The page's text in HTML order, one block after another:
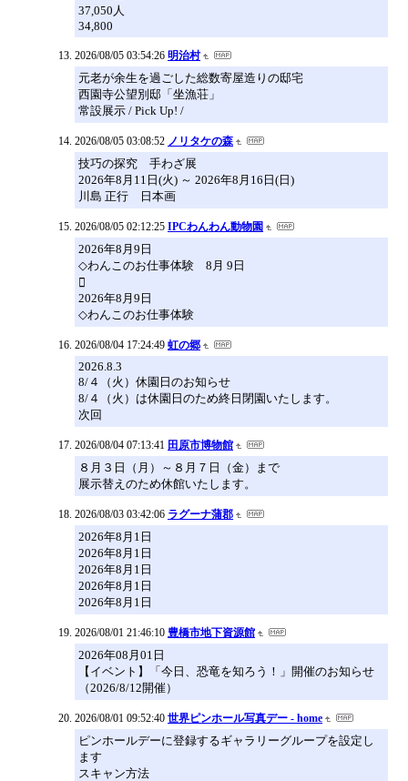
37,050人
34,800
2026/08/05 03:54:26 明治村
元老が余生を過ごした総数寄屋造りの邸宅
西園寺公望別邸「坐漁荘」
常設展示 / Pick Up! /
2026/08/05 03:08:52 ノリタケの森
技巧の探究 手わざ展
2026年8月11日(火) ～ 2026年8月16日(日)
川島 正行 日本画
2026/08/05 02:12:25 IPCわんわん動物園
2026年8月9日
◇わんこのお仕事体験 8月 9日

2026年8月9日
◇わんこのお仕事体験
2026/08/04 17:24:49 虹の郷
2026.8.3
8/４（火）休園日のお知らせ
8/４（火）は休園日のため終日閉園いたします。
次回
2026/08/04 07:13:41 田原市博物館
８月３日（月）～８月７日（金）まで
展示替えのため休館いたします。
2026/08/03 03:42:06 ラグーナ蒲郡
2026年8月1日
2026年8月1日
2026年8月1日
2026年8月1日
2026年8月1日
2026/08/01 21:46:10 豊橋市地下資源館
2026年08月01日
【イベント】「今日、恐竜を知ろう！」開催のお知らせ
（2026/8/12開催）
2026/08/01 09:52:40 世界ピンホール写真デー - home
ピンホールデーに登録するギャラリーグループを設定し
ます
スキャン方法